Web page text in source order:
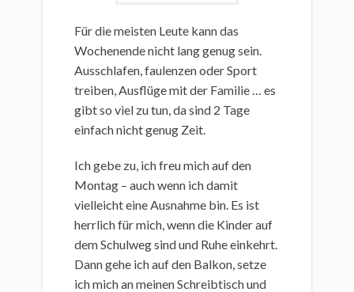
Für die meisten Leute kann das
Wochenende nicht lang genug sein.
Ausschlafen, faulenzen oder Sport
treiben, Ausflüge mit der Familie … es
gibt so viel zu tun, da sind 2 Tage
einfach nicht genug Zeit.
Ich gebe zu, ich freu mich auf den
Montag – auch wenn ich damit
vielleicht eine Ausnahme bin. Es ist
herrlich für mich, wenn die Kinder auf
dem Schulweg sind und Ruhe einkehrt.
Dann gehe ich auf den Balkon, setze
ich mich an meinen Schreibtisch und